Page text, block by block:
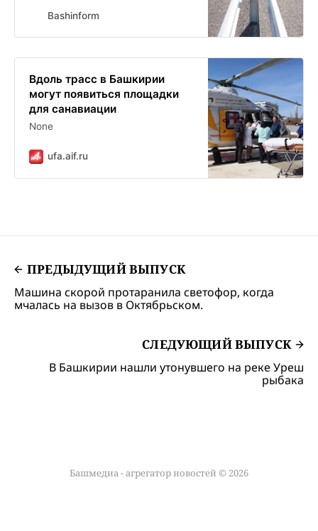
Bashinform
Вдоль трасс в Башкирии
могут появиться площадки
для санавиации
None
ufa.aif.ru
ПРЕДЫДУЩИЙ ВЫПУСК
Машина скорой протаранила светофор, когда
мчалась на вызов в Октябрьском.
СЛЕДУЮЩИЙ ВЫПУСК
В Башкирии нашли утонувшего на реке Уреш
рыбака
Башмедиа - агрегатор новостей © 2026